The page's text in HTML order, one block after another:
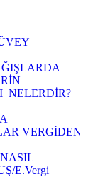
NELERDİR?
VERGİDEN
E.Vergi